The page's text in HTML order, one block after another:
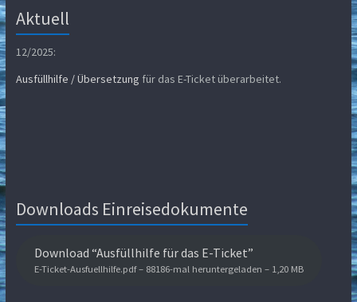
Aktuell
12/2025:
Ausfüllhilfe / Übersetzung für das E-Ticket überarbeitet.
Downloads Einreisedokumente
Download “Ausfüllhilfe für das E-Ticket”
E-Ticket-Ausfuellhilfe.pdf – 88186-mal heruntergeladen – 1,20 MB